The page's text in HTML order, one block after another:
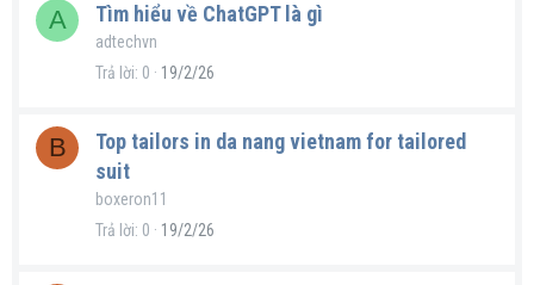
A Tìm hiểu về ChatGPT là gì
adtechvn
Trả lời 0 19/2/26
B
Top tailors in da nang vietnam for tailored
suit
boxeron11
Trả lời 0 19/2/26